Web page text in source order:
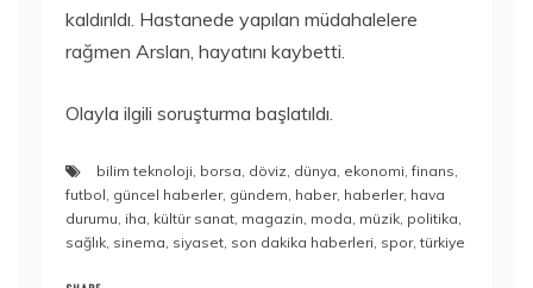
kaldırıldı. Hastanede yapılan müdahalelere
rağmen Arslan, hayatını kaybetti.
Olayla ilgili soruşturma başlatıldı.
bilim teknoloji, borsa, döviz, dünya, ekonomi,finans,
futbol, güncel haberler, gündem, haber, haberler, hava
durumu, iha, kültür sanat, magazin, moda, müzik, politika,
sağlık, sinema, siyaset, son dakika haberleri, spor,türkiye